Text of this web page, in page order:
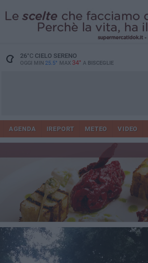
26°CCIELO SERENO
OGGI MIN 25.5° MAX 34° A BISCEGLIE
AGENDA IREPORT METEO VIDEO